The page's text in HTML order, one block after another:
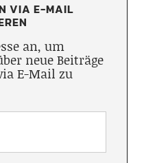
VIA E-MAIL
an, um
neue Beiträge
E-Mail zu